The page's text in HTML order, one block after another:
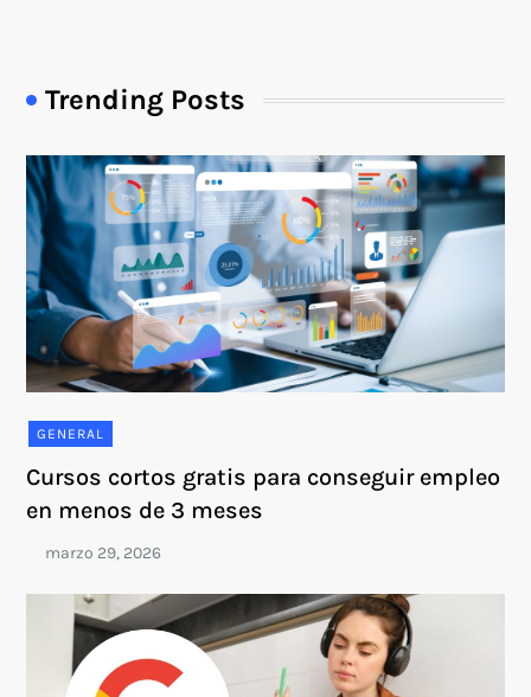
Trending Posts
GENERAL
Cursos cortos gratis para conseguir empleo
en menos de 3 meses